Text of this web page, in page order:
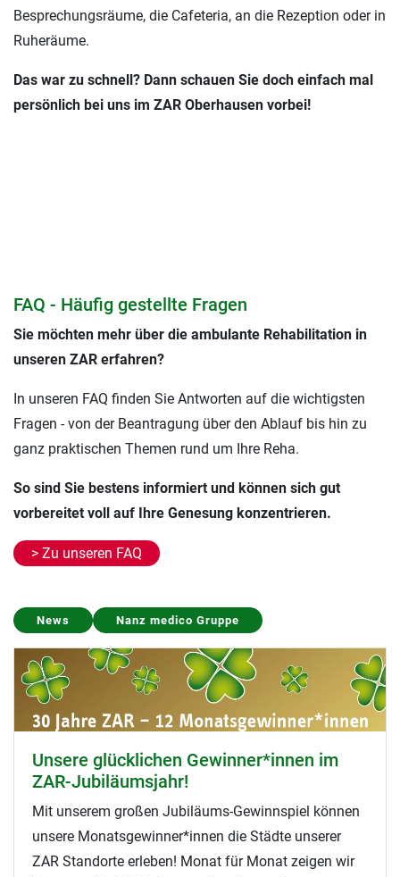
Besprechungsräume, die Cafeteria, an die Rezeption oder in
Ruheräume.
Das war zu schnell? Dann schauen Sie doch einfach mal
persönlich bei uns im ZAR Oberhausen vorbei!
FAQ - Häufig gestellte Fragen
Sie möchten mehr über die ambulante Rehabilitation in
unseren ZAR erfahren?
In unseren FAQ finden Sie Antworten auf die wichtigsten
Fragen - von der Beantragung über den Ablauf bis hin zu
ganz praktischen Themen rund um Ihre Reha.
So sind Sie bestens informiert und können sich gut
vorbereitet voll auf Ihre Genesung konzentrieren.
> Zu unseren FAQ
Presse Nanz medico Gruppe
Magazin Wirtschaftsforum: Interview mit
Markus Frenzer
In der Juni-Ausgabe des Wirtschaftsmagazins ist
unter dem Titel "Näher am Leben" ein Interview mit
dem CEO der Nanz medico GmbH & Co. KG über die